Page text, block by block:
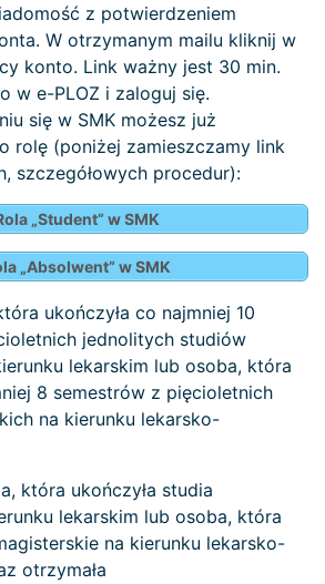
z potwierdzeniem
W otrzymanym mailu kliknij w
konto. Link ważny jest 30 min.
w e-PLOZ i zaloguj się.
się w SMK możesz już
rolę (poniżej zamieszczamy link
szczegółowych procedur):
„Student” w SMK
„Absolwent” w SMK
ukończyła co najmniej 10
jednolitych studiów
lekarskim lub osoba, która
8 semestrów z pięcioletnich
na kierunku lekarsko-
która ukończyła studia
lekarskim lub osoba, która
na kierunku lekarsko-
otrzymała